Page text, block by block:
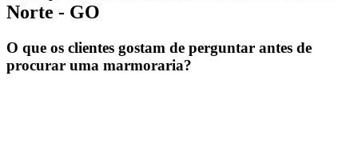
Norte - GO
O que os clientes gostam de perguntar antes de
procurar uma marmoraria?